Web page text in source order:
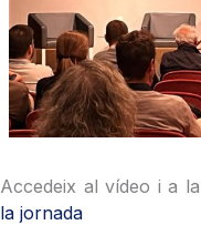
Accedeix al vídeo i a
la jornada